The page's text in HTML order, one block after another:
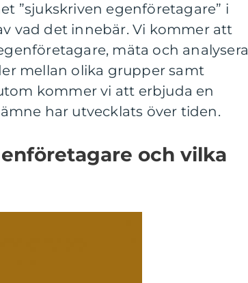
”sjukskriven egenföretagare” i
vad det innebär. Vi kommer att
mäta och analysera
mellan olika grupper samt
kommer vi att erbjuda en
har utvecklats över tiden.
och vilka